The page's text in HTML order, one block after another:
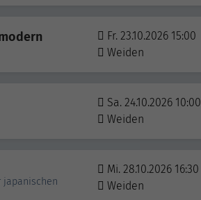
Fr. 23.10.2026 15:00
Weiden
Sa. 24.10.2026 10:00
Weiden
japanischen
Mi. 28.10.2026 16:30
Weiden